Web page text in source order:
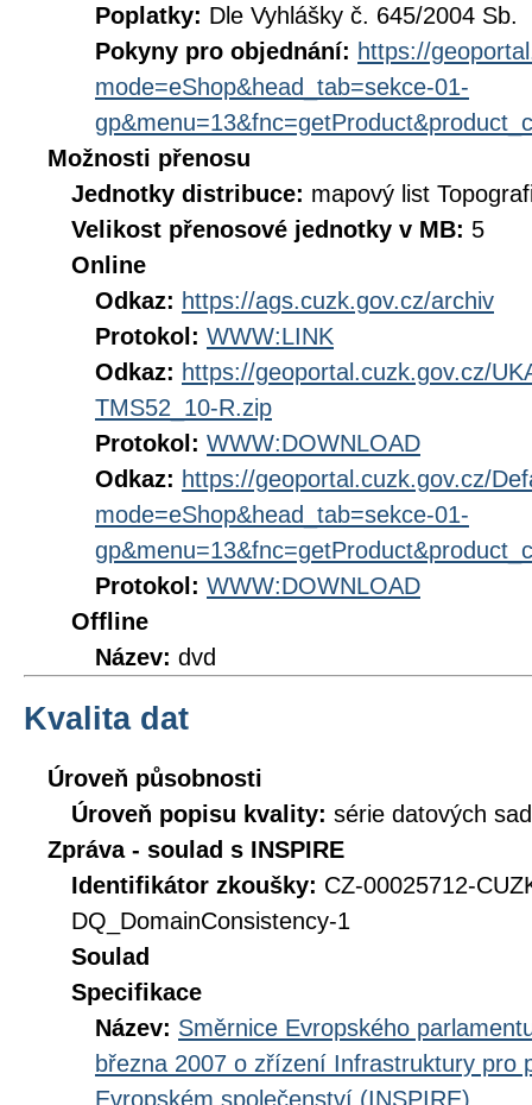
Poplatky: Dle Vyhlášky č. 645/2004 Sb.
Pokyny pro objednání: https://
mode=eShop&head_tab=sekce-01-
Možnosti přenosu
Jednotky distribuce: mapový list
Velikost přenosové jednotky v MB: 5
Online
Odkaz: https://ags.cuzk.gov.cz/archiv
Protokol: WWW:LINK
Odkaz: https://geoportal.cuzk.gov.cz/
TMS52_10-R.zip
Protokol: WWW:DOWNLOAD
Odkaz: https://geoportal.cuzk.gov.cz/
mode=eShop&head_tab=sekce-01-
Protokol: WWW:DOWNLOAD
Offline
Název: dvd
Kvalita dat
Úroveň působnosti
Úroveň popisu kvality: série datových sad
Zpráva - soulad s INSPIRE
Identifikátor zkoušky: CZ-00025712-
DQ_DomainConsistency-1
Soulad
Specifikace
Název: Směrnice Evropského
března 2007 o zřízení Infrastruktury pro
Evropském společenství (INSPIRE)